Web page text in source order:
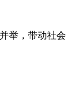
举，带动社会